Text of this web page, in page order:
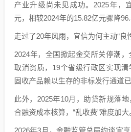
产业升级尚未见成功。2025年，
元，相较2024年的15.82亿元骤降
走过了20年风雨，宜信为何主动“良
2024年，全国掀起金交所关停潮
取消资质，19个省级行政区实现
固收产品赖以生存的非标发行通道已
此外，2025年10月，助贷新规落
合融资成本核算，“乱收费”难度加大
2026年3月，金融监管总局约谈宜